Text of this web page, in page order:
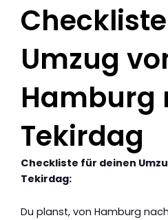
Umzug
Hamburg
Tekirdag
Checkliste für deinen
Tekirdag:
Du planst, von Hamburg